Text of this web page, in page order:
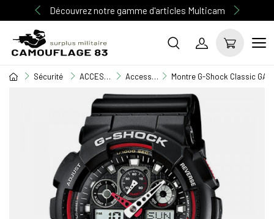
Découvrez notre gamme d'articles Multicam
Sécurité ACCESSOIRE SECURITE Accessoire Montre G-Shock Classic